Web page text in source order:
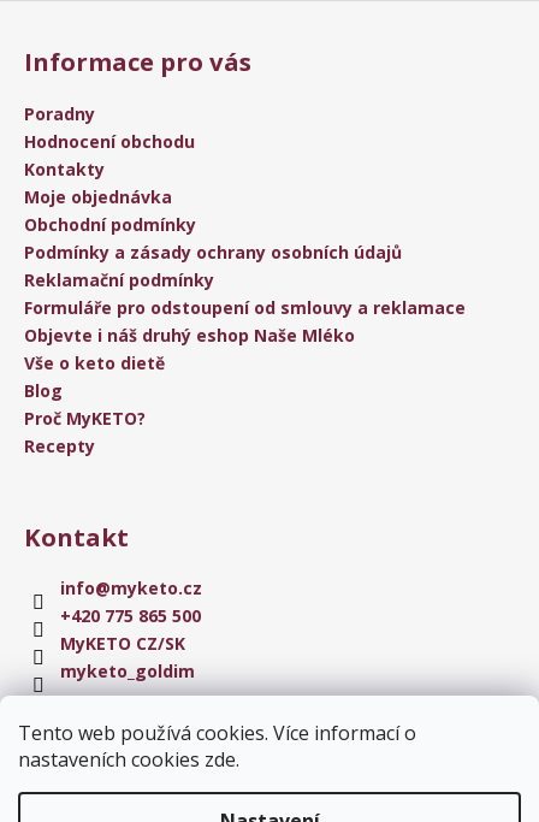
Tento web používá cookies. Více informací o
nastaveních cookies zde.
Informace pro vás
Poradny
Hodnocení obchodu
Kontakty
Moje objednávka
Obchodní podmínky
Podmínky a zásady ochrany osobních údajů
Reklamační podmínky
Formuláře pro odstoupení od smlouvy a reklamace
Objevte i náš druhý eshop Naše Mléko
Vše o keto dietě
Blog
Proč MyKETO?
Recepty
Kontakt
info@myketo.cz
+420 775 865 500
MyKETO CZ/SK
myketo_goldim
Instagram